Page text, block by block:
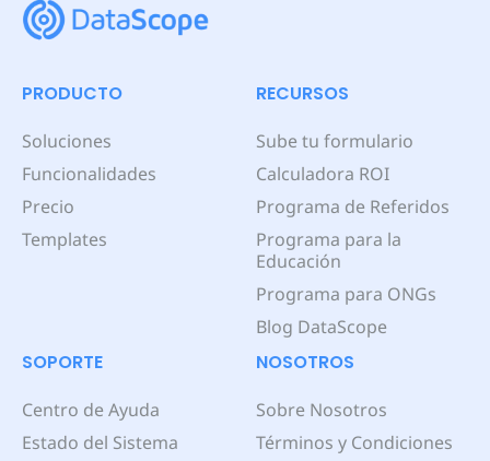
PRODUCTO
Soluciones
Funcionalidades
Precio
Templates
RECURSOS
Sube tu formulario
Calculadora ROI
Programa de Referidos
Programa para la
Educación
Programa para ONGs
Blog DataScope
SOPORTE
Centro de Ayuda
Estado del Sistema
NOSOTROS
Sobre Nosotros
Términos y Condiciones